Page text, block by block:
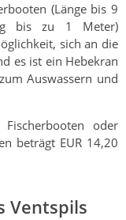
(Länge bis 9
bis zu 1 Meter)
sich an die
es ist ein Hebekran
Auswassern und
oder
beträgt ЕUR 14,20
Ventspils